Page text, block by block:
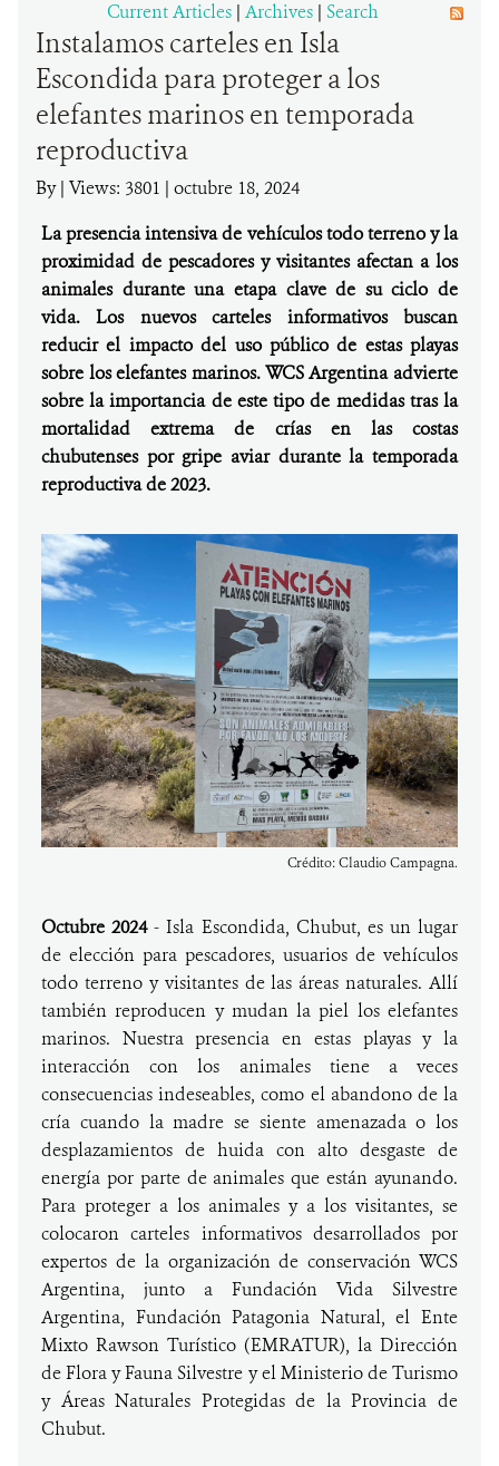
Current Articles | Archives | Search
Instalamos carteles en Isla
Escondida para proteger a los
elefantes marinos en temporada
reproductiva
By| Views: 3801 | octubre 18, 2024
La presencia intensiva de vehículos todo terreno y la
proximidad de pescadores y visitantes afectan a los
animales durante una etapa clave de su ciclo de
vida. Los nuevos carteles informativos buscan
reducir el impacto del uso público de estas playas
sobre los elefantes marinos. WCS Argentina advierte
sobre la importancia de este tipo de medidas tras la
mortalidad extrema de crías en las costas
chubutenses por gripe aviar durante la temporada
reproductiva de 2023.
Crédito: Claudio Campagna.
Octubre 2024- Isla Escondida, Chubut, es un lugar
de elección para pescadores, usuarios de vehículos
todo terreno y visitantes de las áreas naturales. Allí
también reproducen y mudan la piel los elefantes
marinos. Nuestra presencia en estas playas y la
interacción con los animales tiene a veces
consecuencias indeseables, como el abandono de la
cría cuando la madre se siente amenazada o los
desplazamientos de huida con alto desgaste de
energía por parte de animales que están ayunando.
Para proteger a los animales y a los visitantes, se
colocaron carteles informativos desarrollados por
expertos de la organización de conservación WCS
Argentina, junto a Fundación Vida Silvestre
Argentina, Fundación Patagonia Natural, el Ente
Mixto Rawson Turístico (EMRATUR), la Dirección
de Flora y Fauna Silvestre y el Ministerio de Turismo
y Áreas Naturales Protegidas de la Provincia de
Chubut.